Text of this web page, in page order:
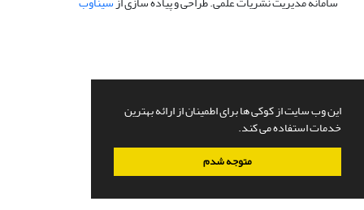
این وب سایت از کوکی ها برای اطمینان از ارائه بهترین
خدمات استفاده می کند.
متوجه شدم